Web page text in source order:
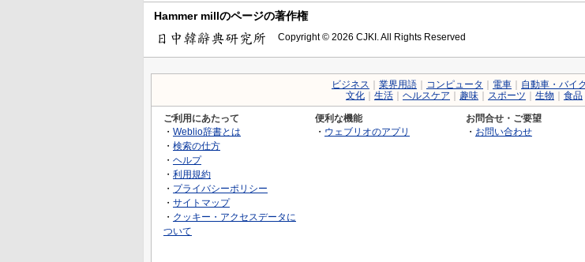
Hammer millのページの著作権
Copyright © 2026 CJKI. All Rights Reserved
ビジネス 業界用語 コンピュータ 電車 自動車・バイク
文化
生活 ヘルスケア 趣味 スポーツ 生物 食品
ご利用にあたって
・ Weblio辞書とは
・ 検索の仕方
・ ヘルプ
・ 利用規約
・ プライバシーポリシー
・ サイトマップ
・ クッキー・アクセスデータに
ついて
便利な機能
・ ウェブリオのアプリ
お問合せ・ご要望
・ お問い合わせ